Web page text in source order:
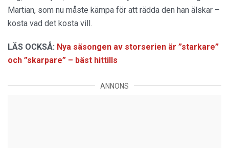
Martian, som nu måste kämpa för att rädda den han älskar –
kosta vad det kosta vill.
LÄS OCKSÅ: Nya säsongen av storserien är ”starkare”
och ”skarpare” – bäst hittills
ANNONS